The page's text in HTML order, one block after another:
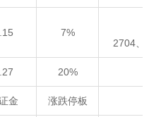
7%
2704、
20%
金 涨跌停板